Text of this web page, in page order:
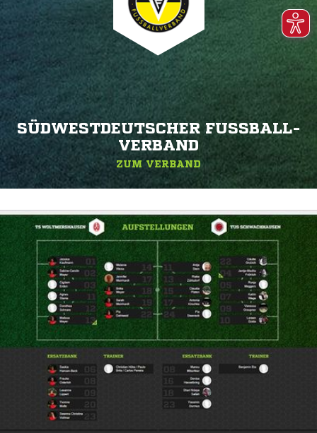
SÜDWESTDEUTSCHER FUSSBALL-V
ERBAND
ZUM VERBAND